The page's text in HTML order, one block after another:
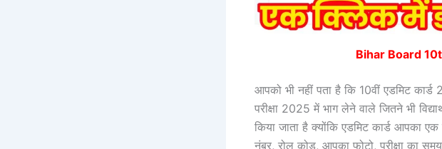
Bihar Board
आपको भी नहीं पता है कि 10वीं एडमिट
परीक्षा 2025 में भाग लेने वाले जितने भी
किया जाता है क्योंकि एडमिट कार्ड आपका
नंबर, रोल कोड, आपका फोटो, परीक्षा का